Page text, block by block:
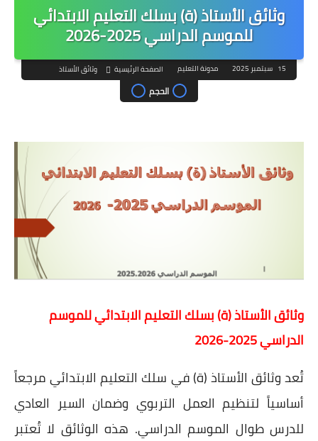
وثائق الأستاذ (ة) بسلك التعليم الابتدائي
للموسم الدراسي 2025-2026
15 سبتمبر 2025 مدونة التعليم الصفحة الرئيسية وثائق الأستاذ
الحجم
وثائق الأستاذ (ة) بسلك التعليم الابتدائي للموسم
الدراسي 2025-2026
تُعد وثائق الأستاذ (ة) في سلك التعليم الابتدائي مرجعاً
أساسياً لتنظيم العمل التربوي وضمان السير العادي
للدرس طوال الموسم الدراسي. هذه الوثائق لا تُعتبر